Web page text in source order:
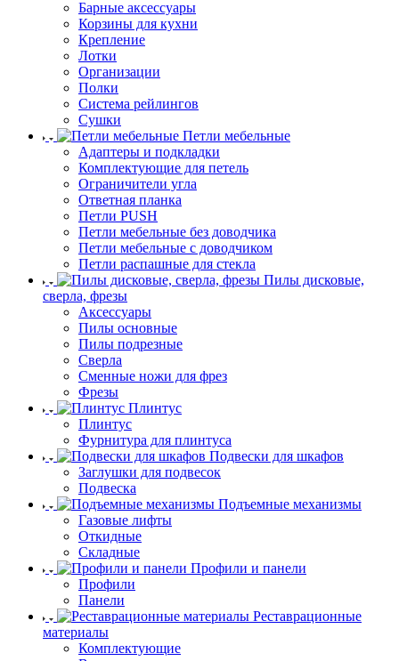
Барные аксессуары
Корзины для кухни
Крепление
Лотки
Организации
Полки
Система рейлингов
Сушки
Петли мебельные
Адаптеры и подкладки
Комплектующие для петель
Ограничители угла
Ответная планка
Петли PUSH
Петли мебельные без доводчика
Петли мебельные с доводчиком
Петли распашные для стекла
Пилы дисковые,
сверла, фрезы
Аксессуары
Пилы основные
Пилы подрезные
Сверла
Сменные ножи для фрез
Фрезы
Плинтус
Плинтус
Фурнитура для плинтуса
Подвески для шкафов
Заглушки для подвесок
Подвеска
Подъемные механизмы
Газовые лифты
Откидные
Складные
Профили и панели
Профили
Панели
Реставрационные
материалы
Комплектующие